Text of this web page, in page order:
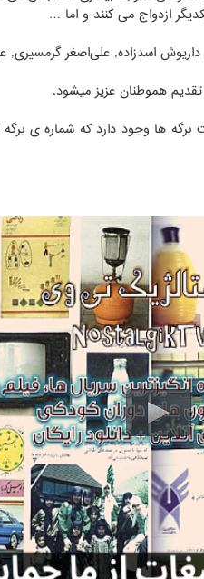
ازدواج می کنند و اما …
اسدزاده, علی‌اصغر گرمسیری,
برگه ها وجود دارد که شماره ی